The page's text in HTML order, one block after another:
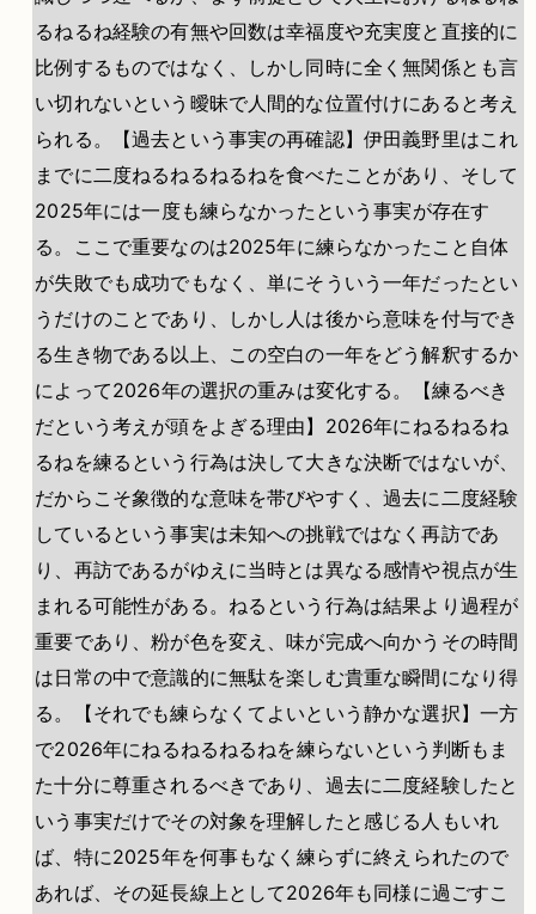
るねるね経験の有無や回数は幸福度や充実度と直接的に
比例するものではなく、しかし同時に全く無関係とも言
い切れないという曖昧で人間的な位置付けにあると考え
られる。【過去という事実の再確認】伊田義野里はこれ
までに二度ねるねるねるねを食べたことがあり、そして
2025年には一度も練らなかったという事実が存在す
る。ここで重要なのは2025年に練らなかったこと自体
が失敗でも成功でもなく、単にそういう一年だったとい
うだけのことであり、しかし人は後から意味を付与でき
る生き物である以上、この空白の一年をどう解釈するか
によって2026年の選択の重みは変化する。【練るべき
だという考えが頭をよぎる理由】2026年にねるねるね
るねを練るという行為は決して大きな決断ではないが、
だからこそ象徴的な意味を帯びやすく、過去に二度経験
しているという事実は未知への挑戦ではなく再訪であ
り、再訪であるがゆえに当時とは異なる感情や視点が生
まれる可能性がある。ねるという行為は結果より過程が
重要であり、粉が色を変え、味が完成へ向かうその時間
は日常の中で意識的に無駄を楽しむ貴重な瞬間になり得
る。【それでも練らなくてよいという静かな選択】一方
で2026年にねるねるねるねを練らないという判断もま
た十分に尊重されるべきであり、過去に二度経験したと
いう事実だけでその対象を理解したと感じる人もいれ
ば、特に2025年を何事もなく練らずに終えられたので
あれば、その延長線上として2026年も同様に過ごすこ